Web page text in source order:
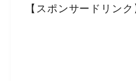
【スポンサードリンク